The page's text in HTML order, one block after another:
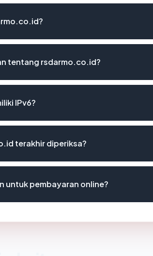
tentang rsdarmo.co.id?
IPv6?
terakhir diperiksa?
untuk pembayaran online?